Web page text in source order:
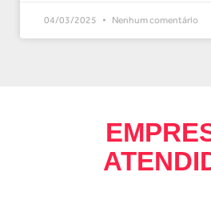
04/03/2025 Nenhum comentário